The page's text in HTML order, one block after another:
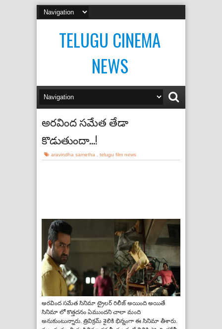
TELUGU CINEMA
NEWS
అరవింద సమేత తేడా
కొడుతుందా...!
aravindha sametha telugu film news
అరవింద సమేత సినిమా ట్రైలర్ రిలీజ్ అయింది అయితే
సినిమా లో కొత్తదనం ఏముందని చాలా మంది
అనుకుంటున్నారు. త్రివిక్రమ్ శైలికి భిన్నంగా ఈ సినిమా తీశారు.